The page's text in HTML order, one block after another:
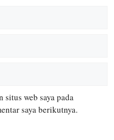
situs web saya pada
saya berikutnya.